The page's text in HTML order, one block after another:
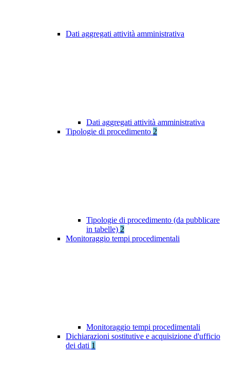
Dati aggregati attività amministrativa
Dati aggregati attività amministrativa
Tipologie di procedimento 2
Tipologie di procedimento (da pubblicare
in tabelle) 2
Monitoraggio tempi procedimentali
Monitoraggio tempi procedimentali
Dichiarazioni sostitutive e acquisizione d'ufficio
dei dati 1